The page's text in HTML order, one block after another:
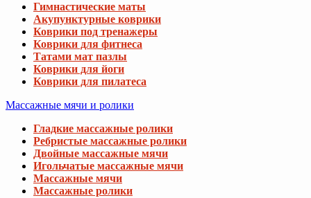
Гимнастические маты
Акупунктурные коврики
Коврики под тренажеры
Коврики для фитнеса
Татами мат пазлы
Коврики для йоги
Коврики для пилатеса
Массажные мячи и ролики
Гладкие массажные ролики
Ребристые массажные ролики
Двойные массажные мячи
Игольчатые массажные мячи
Массажные мячи
Массажные ролики